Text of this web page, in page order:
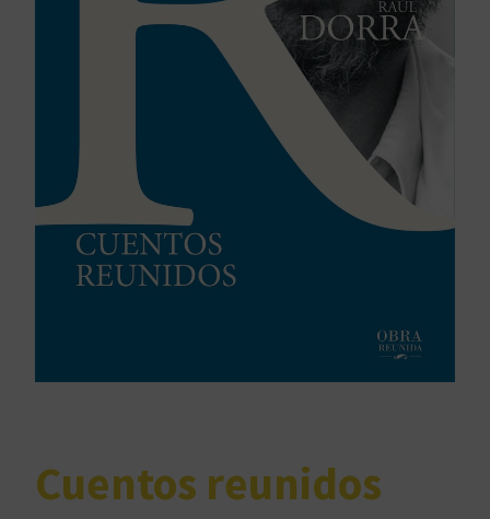
Cuentos reunidos